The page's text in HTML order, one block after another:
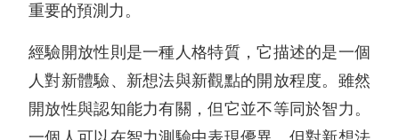
重要的預測力。
經驗開放性則是一種人格特質，它描述的是一個
人對新體驗、新想法與新觀點的開放程度。雖然
開放性與認知能力有關，但它並不等同於智力。